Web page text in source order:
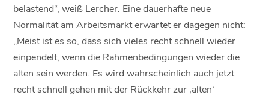
belastend“, weiß Lercher. Eine dauerhafte neue
Normalität am Arbeitsmarkt erwartet er dagegen nicht:
„Meist ist es so, dass sich vieles recht schnell wieder
einpendelt, wenn die Rahmenbedingungen wieder die
alten sein werden. Es wird wahrscheinlich auch jetzt
recht schnell gehen mit der Rückkehr zur ‚alten‘